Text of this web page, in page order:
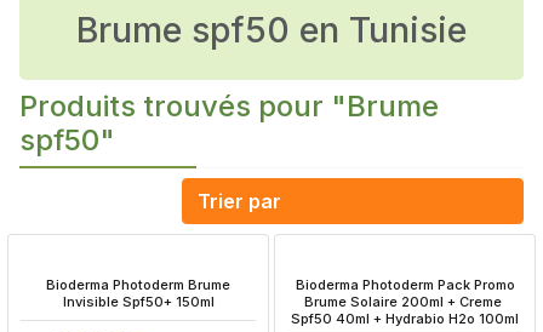
Brume spf50 en Tunisie
Produits trouvés pour "Brume
spf50"
Bioderma Photoderm Brume
Invisible Spf50+ 150ml
Bioderma Photoderm Pack Promo
Brume Solaire 200ml + Creme
Spf50 40ml + Hydrabio H2o 100ml